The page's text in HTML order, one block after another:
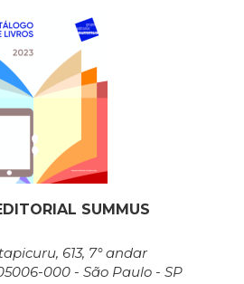
SUMMUS
613, 7° andar
000 - São Paulo - SP